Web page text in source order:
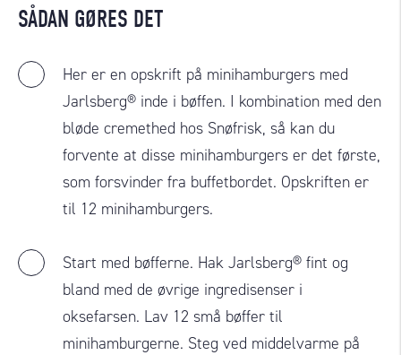
SÅDAN GØRES DET
Her er en opskrift på minihamburgers med
Jarlsberg® inde i bøffen. I kombination med den
bløde cremethed hos Snøfrisk, så kan du
forvente at disse minihamburgers er det første,
som forsvinder fra buffetbordet. Opskriften er
til 12 minihamburgers.
Start med bøfferne. Hak Jarlsberg® fint og
bland med de øvrige ingredisenser i
oksefarsen. Lav 12 små bøffer til
minihamburgerne. Steg ved middelvarme på